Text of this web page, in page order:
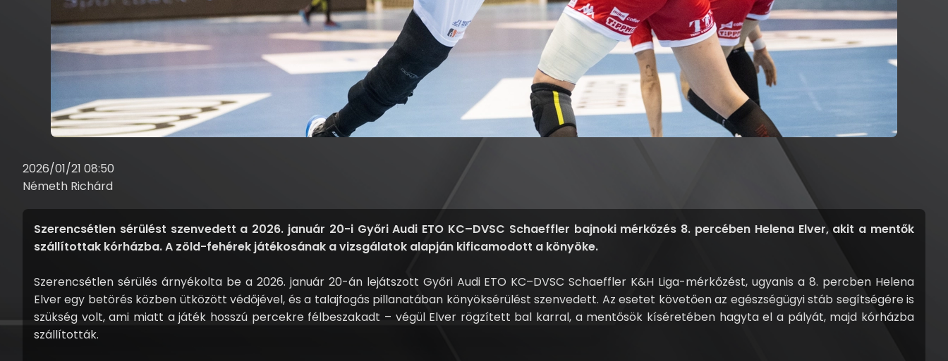
2026/01/21 08:50
Németh Richárd
Szerencsétlen sérülést szenvedett a 2026. január 20-i Győri Audi ETO KC–DVSC Schaeffler bajnoki mérkőzés 8. percében Helena Elver, akit a mentők
szállítottak kórházba. A zöld-fehérek játékosának a vizsgálatok alapján kificamodott a könyöke.
Szerencsétlen sérülés árnyékolta be a 2026. január 20-án lejátszott Győri Audi ETO KC–DVSC Schaeffler K&H Liga-mérkőzést, ugyanis a 8. percben Helena
Elver egy betörés közben ütközött védőjével, és a talajfogás pillanatában könyöksérülést szenvedett. Az esetet követően az egészségügyi stáb segítségére is
szükség volt, ami miatt a játék hosszú percekre félbeszakadt – végül Elver rögzített bal karral, a mentősök kíséretében hagyta el a pályát, majd kórházba
szállították.